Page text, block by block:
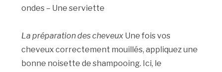
ondes – Une serviette
La préparation des cheveux Une fois vos
cheveux correctement mouillés, appliquez une
bonne noisette de shampooing. Ici, le